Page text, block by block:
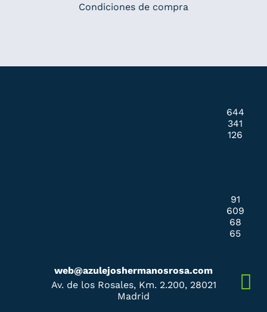
Condiciones de compra
644
341
126
91
609
68
65
web@azulejoshermanosrosa.com
Av. de los Rosales, Km. 2.200, 28021
Madrid